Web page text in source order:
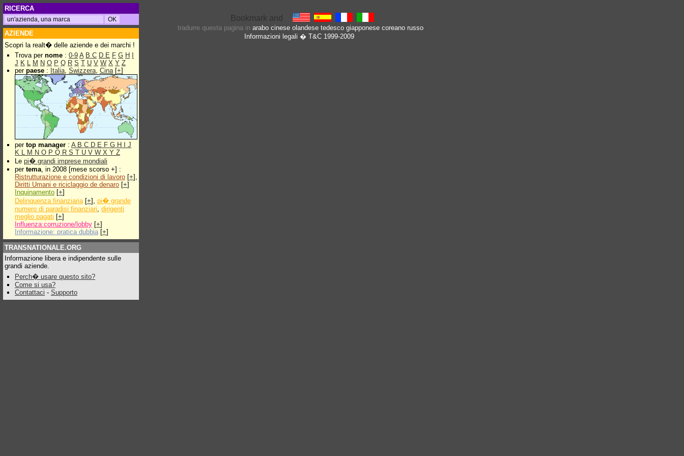
RICERCA
AZIENDE
Scopri la realt� delle aziende e dei marchi !
Trova per nome : 0-9 A B C D E F G H
J K L M N O P Q R S T U V W X Y Z
per paese : Italia, Swizzera, Cina[+]
per top manager : A B C D E F G H
J
K L M N O P Q R S T U V W X Y Z
Le pi� grandi imprese mondiali
per tema, in 2008 [mese scorso +] :
Ristrutturazione e condizioni di lavoro [+],
Diritti Umani e riciclaggio de denaro [+]
Inquinamento [+]
Delinquenza finanziaria[+], pi� grande
numero di paradisi finanziari, dirigenti
meglio pagati [+]
Influenza:corruzione/lobby [+]
Informazione: pratica dubbia [+]
TRANSNATIONALE.ORG
Informazione libera e indipendente sulle
grandi aziende.
Perch� usare questo sito?
Come si usa?
Contattaci - Supporto
tradurre questa pagina in arabo cinese olandese tedesco giapponese coreano russo
Informazioni legali � T&C 1999-2009